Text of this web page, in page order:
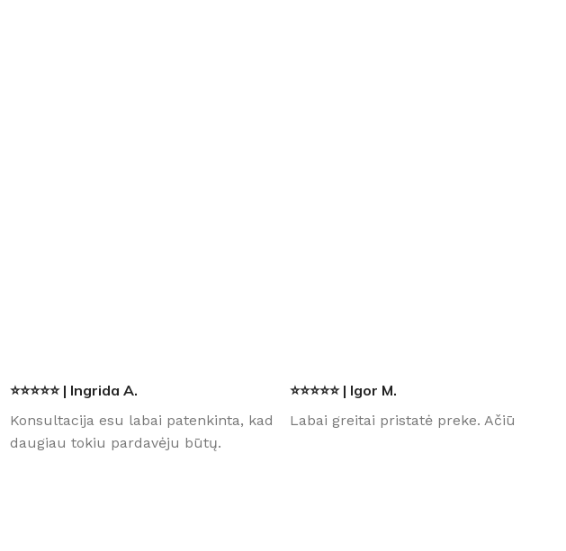
⭐⭐⭐⭐⭐ | Ingrida A.
Konsultacija esu labai patenkinta, kad
daugiau tokiu pardavėju būtų.
⭐⭐⭐⭐⭐ | Igor M.
Labai greitai pristatė preke. Ačiū